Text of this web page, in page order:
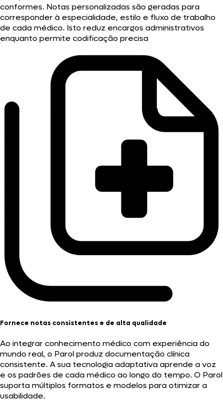
conformes. Notas personalizadas são geradas para
corresponder à especialidade, estilo e fluxo de trabalho
de cada médico. Isto reduz encargos administrativos
enquanto permite codificação precisa
Fornece notas consistentes e de alta qualidade
Ao integrar conhecimento médico com experiência do
mundo real, o Parol produz documentação clínica
consistente. A sua tecnologia adaptativa aprende a voz
e os padrões de cada médico ao longo do tempo. O Parol
suporta múltiplos formatos e modelos para otimizar a
usabilidade.